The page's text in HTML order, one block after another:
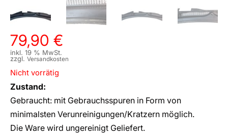
79,90 €
inkl. 19 % MwSt.
zzgl. Versandkosten
Nicht vorrätig
Zustand:
Gebraucht: mit Gebrauchsspuren in Form von
minimalsten Verunreinigungen/Kratzern möglich.
Die Ware wird ungereinigt Geliefert.